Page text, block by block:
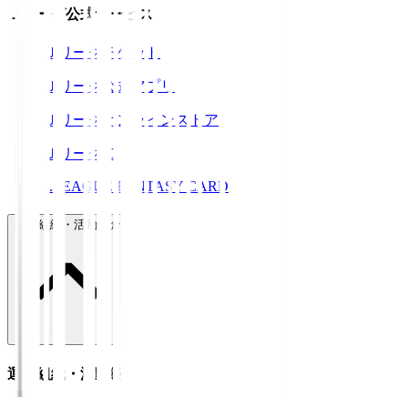
Ｊリーグ公式サービス
Ｊリーグチケット
Ｊリーグ公式アプリ
Ｊリーグオンラインストア
ＪリーグID
J.LEAGUE FANTASY CARD
運営組織・活動紹介
運営組織・活動紹介